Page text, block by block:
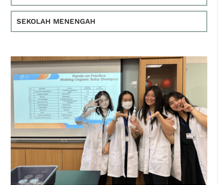
SEKOLAH MENENGAH